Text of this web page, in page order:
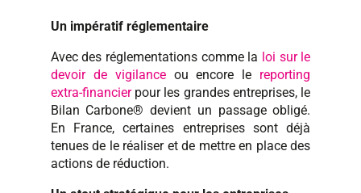
Un impératif réglementaire
Avec des réglementations comme la loi sur le
devoir de vigilanceou encore le reporting
extra-financierpour les grandes entreprises, le
Bilan Carbone® devient un passage obligé.
En France, certaines entreprises sont déjà
tenues de le réaliser et de mettre en place des
actions de réduction.